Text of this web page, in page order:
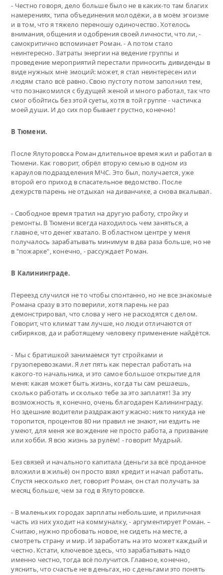
- Честно говоря, дело больше было не в каких-то там благих
намерениях, типа объединения молодёжи, а в моём эгоизме
и в том, что я тяжело переношу одиночество. Хотелось
внимания, общения и одобрения своей личности, что ли, -
самокритично вспоминает Роман. - А потом стало
неинтересно. Затраты энергии на ведение группы и
проведение мероприятий перестали приносить дивиденды в
виде нужных мне эмоций: может, я стал неинтересен или
людям стало всё равно. Свою пустоту потом заполнил тем,
что познакомился с будущей женой и много работал, так что
смог обойтись без этой суеты, хотя в той группе - частичка
моей души. И до сих пор бывает грустно, конечно!
В Тюмени.
После Ялуторовска Роман длительное время жил и работал в
Тюмени. Как говорит, обрёл вторую семью в одном из
караулов подразделения МЧС. Это был, получается, уже
второй его приход в спасательное ведомство. После
дежурств парень не отдыхал на диванчике, а снова вкалывал.
- Свободное время тратил на другую работу, стройку и
ремонты. В Тюмени всегда находилось чем заняться, а
главное, что денег хватало. В областном центре у меня
получалось зарабатывать минимум в два раза больше, но не
в "пожарке", конечно, - рассуждает Роман.
В Калининграде.
Переезд случился не то чтобы спонтанно, но не все знакомые
Романа сразу в это поверили, хотя парень не раз
демонстрировал, что слова у него не расходятся с делом.
Говорит, что климат там лучше, но люди отличаются от
сибиряков, да и работящему человеку применение найдётся.
- Мы с братишкой занимаемся тут стройками и
грузоперевозками. Я лет пять как перестал работать на
какого-то начальника, и это самое большое открытие для
меня: какая может быть жизнь, когда ты сам решаешь,
сколько работать и сколько тебе за это заплатят! За эту
возможность я, конечно, очень благодарен Калининграду.
Но здешние водители раздражают ужасно: никто никуда не
торопится, процентов 80 ни правил не знают, ни ездить не
умеют, для меня же вождение не просто работа, а призвание
или хобби. Я всю жизнь за рулём! - говорит Мудрый.
Без связей и начального капитала (деньги за всё проданное
вложили в жильё) он просто взял кредит и начал работать.
Спустя несколько лет, говорит Роман, он стал получать за
месяц больше, чем за год в Ялуторовске.
- В маленьких городах зарплаты небольшие, и приличная
часть из них уходит на коммуналку, - аргументирует Роман. –
Считаю, нужно пробовать новое, не сидеть на месте, а
смотреть страну и мир. И заработать на это может каждый и
честно. Кстати, ключевое здесь, что зарабатывать надо
именно честно, тогда всё получится. Главное, конечно,
уяснить, что счастье не в деньгах, но с деньгами это понять